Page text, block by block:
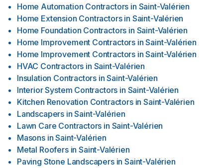
Home Automation Contractors in Saint-Valérien
Home Extension Contractors in Saint-Valérien
Home Foundation Contractors in Saint-Valérien
Home Improvement Contractors in Saint-Valérien
Home Improvement Contractors in Saint-Valérien
HVAC Contractors in Saint-Valérien
Insulation Contractors in Saint-Valérien
Interior System Contractors in Saint-Valérien
Kitchen Renovation Contractors in Saint-Valérien
Landscapers in Saint-Valérien
Lawn Care Contractors in Saint-Valérien
Masons in Saint-Valérien
Metal Roofers in Saint-Valérien
Paving Stone Landscapers in Saint-Valérien